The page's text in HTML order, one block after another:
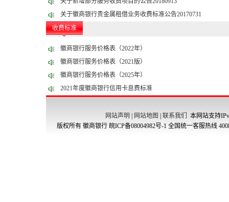
关于徽商银行贵金属租借业务收费标准公告20170731
收费标准
徽商银行服务价格表（2022年）
徽商银行服务价格表（2021版）
徽商银行服务价格表（2025年）
2021年度徽商银行信用卡息费标准
网站声明 网站地图 联系我们
本网站支持
版权所有 徽商银行 皖ICP备08004982号-1 全国统一客服热线